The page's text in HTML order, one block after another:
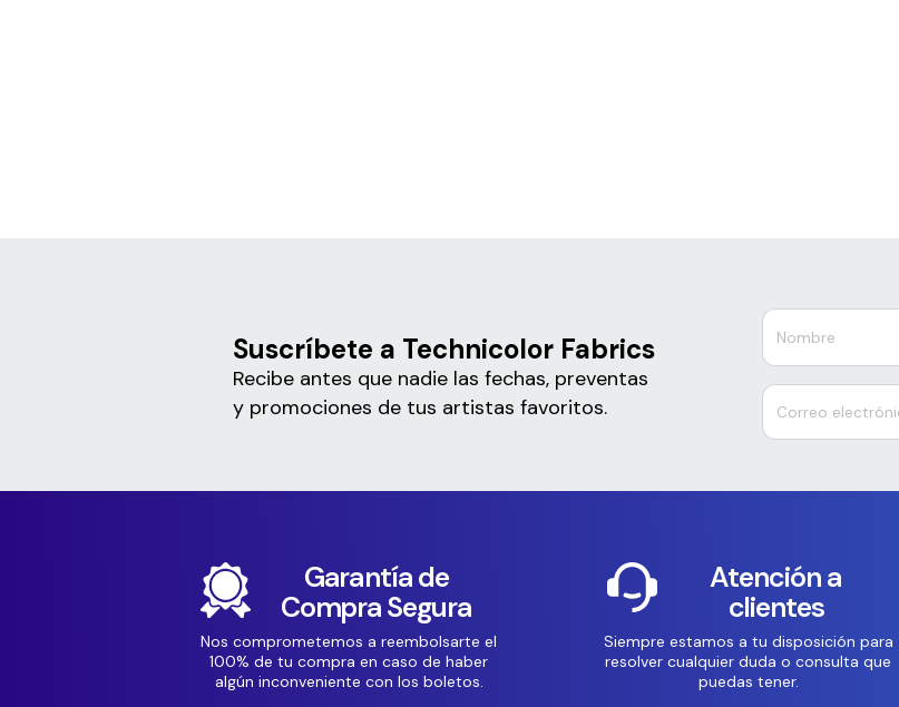
Suscríbete a Technicolor Fabrics
Recibe antes que nadie las fechas, preventas
y promociones de tus artistas favoritos.
Garantía de
Compra Segura
Nos comprometemos a reembolsarte el
100% de tu compra en caso de haber
algún inconveniente con los boletos.
Atención a
clientes
Siempre estamos a tu disposición para
resolver cualquier duda o consulta que
puedas tener.